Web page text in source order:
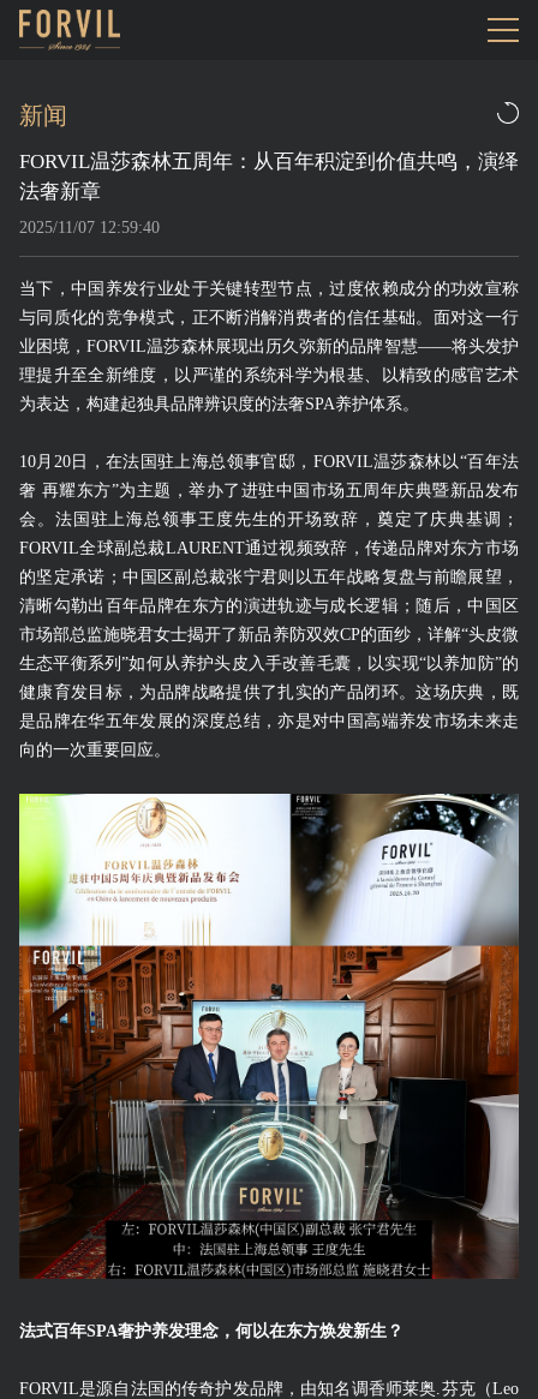
新闻
FORVIL温莎森林五周年：从百年积淀到价值共鸣，演绎
法奢新章
2025/11/07 12:59:40
当下，中国养发行业处于关键转型节点，过度依赖成分的功效宣称
与同质化的竞争模式，正不断消解消费者的信任基础。面对这一行
业困境，FORVIL温莎森林展现出历久弥新的品牌智慧——将头发护
理提升至全新维度，以严谨的系统科学为根基、以精致的感官艺术
为表达，构建起独具品牌辨识度的法奢SPA养护体系。
10月20日，在法国驻上海总领事官邸，FORVIL温莎森林以“百年法
奢 再耀东方”为主题，举办了进驻中国市场五周年庆典暨新品发布
会。法国驻上海总领事王度先生的开场致辞，奠定了庆典基调；
FORVIL全球副总裁LAURENT通过视频致辞，传递品牌对东方市场
的坚定承诺；中国区副总裁张宁君则以五年战略复盘与前瞻展望，
清晰勾勒出百年品牌在东方的演进轨迹与成长逻辑；随后，中国区
市场部总监施晓君女士揭开了新品养防双效CP的面纱，详解“头皮微
生态平衡系列”如何从养护头皮入手改善毛囊，以实现“以养加防”的
健康育发目标，为品牌战略提供了扎实的产品闭环。这场庆典，既
是品牌在华五年发展的深度总结，亦是对中国高端养发市场未来走
向的一次重要回应。
法式百年SPA奢护养发理念，何以在东方焕发新生？
FORVIL是源自法国的传奇护发品牌，由知名调香师莱奥.芬克（Leo